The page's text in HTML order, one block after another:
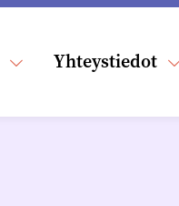
Yhteystiedot
:Facebook
Twitter